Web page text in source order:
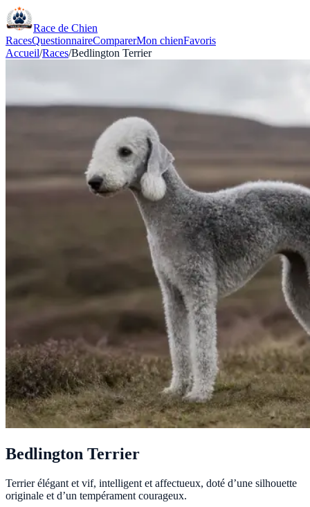
Race de Chien
RacesQuestionnaireComparerMon chienFavoris
Accueil/Races/Bedlington Terrier
Bedlington Terrier
Terrier élégant et vif, intelligent et affectueux, doté d’une silhouette
originale et d’un tempérament courageux.